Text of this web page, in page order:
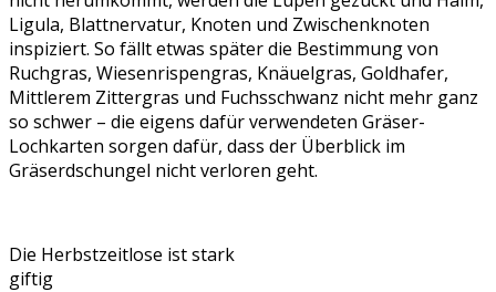
Ligula, Blattnervatur, Knoten und Zwischenknoten
inspiziert. So fällt etwas später die Bestimmung von
Ruchgras, Wiesenrispengras, Knäuelgras, Goldhafer,
Mittlerem Zittergras und Fuchsschwanz nicht mehr ganz
so schwer – die eigens dafür verwendeten Gräser-
Lochkarten sorgen dafür, dass der Überblick im
Gräserdschungel nicht verloren geht.
Die Herbstzeitlose ist stark
giftig